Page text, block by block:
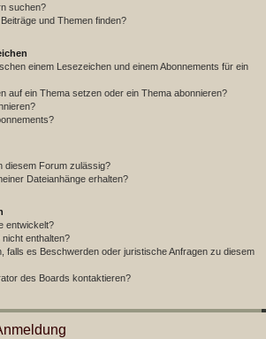
suchen?
und Themen finden?
einem Lesezeichen und einem Abonnements für ein
auf ein Thema setzen oder ein Thema abonnieren?
diesem Forum zulässig?
Dateianhänge erhalten?
entwickelt?
enthalten?
falls es Beschwerden oder juristische Anfragen zu diesem
des Boards kontaktieren?